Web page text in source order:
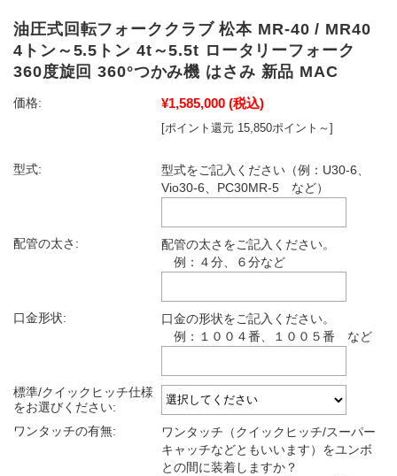
油圧式回転フォーククラブ 松本 MR-40 / MR40
4トン～5.5トン 4t～5.5t ロータリーフォーク
360度旋回 360°つかみ機 はさみ 新品 MAC
価格: ¥1,585,000 (税込)
[ポイント還元 15,850ポイント～]
型式:
型式をご記入ください（例：U30-6、
Vio30-6、PC30MR-5 など）
配管の太さ:
配管の太さをご記入ください。
例：４分、６分など
口金形状:
口金の形状をご記入ください。
例：１００４番、１００５番 など
標準/クイックヒッチ仕様
をお選びください:
ワンタッチの有無:
ワンタッチ（クイックヒッチ/スーパー
キャッチなどともいいます）をユンボ
との間に装着しますか？